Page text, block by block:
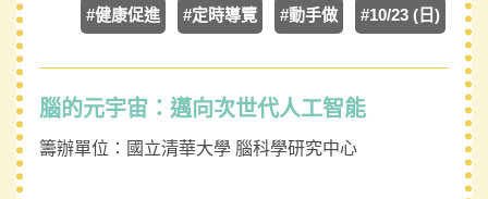
#健康促進 #定時導覽 #動手做 #10/23 (日)
腦的元宇宙：邁向次世代人工智能
籌辦單位： 國立清華大學 腦科學研究中心